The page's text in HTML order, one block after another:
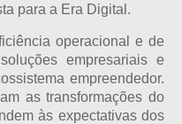
para a Era Digital.
operacional e de
empresariais e
empreendedor.
as transformações do
às expectativas dos